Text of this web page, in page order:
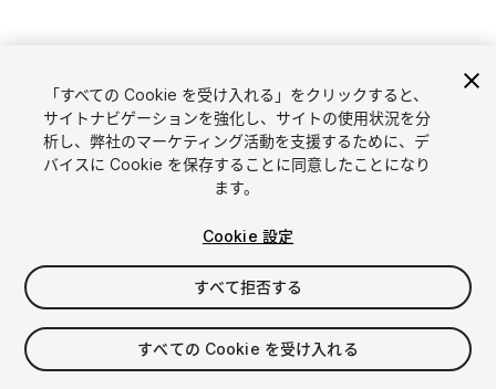
简体中文
한국어
日本語
販売審査ガイドライン
Asset Store Tools
パブリッシャー管理画面
よくあるご質問
「すべての Cookie を受け入れる」をクリックすると、
サイトナビゲーションを強化し、サイトの使用状況を分
析し、弊社のマーケティング活動を支援するために、デ
バイスに Cookie を保存することに同意したことになり
ます。
Cookie 設定
すべて拒否する
すべての Cookie を受け入れる